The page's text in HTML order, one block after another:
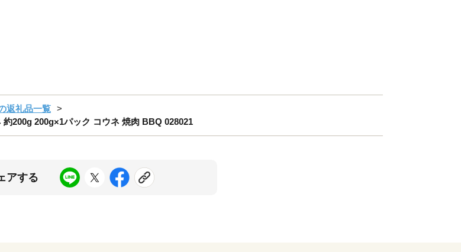
返礼品一覧
200g 200g×1パック コウネ 焼肉 BBQ 028021
アする